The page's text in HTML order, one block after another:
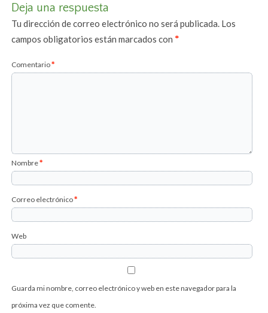
Deja una respuesta
Tu dirección de correo electrónico no será publicada. Los
campos obligatorios están marcados con*
Comentario*
Nombre*
Correo electrónico*
Web
Guarda mi nombre, correo electrónico y web en este navegador para la
próxima vez que comente.